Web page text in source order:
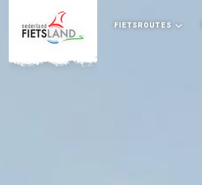
FIETSROUTES